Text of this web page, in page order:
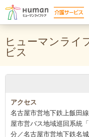
ヒューマンライ
ビス
アクセス
名古屋市営地下鉄上飯田
屋市営バス地域巡回系統
分／名古屋市営地下鉄名